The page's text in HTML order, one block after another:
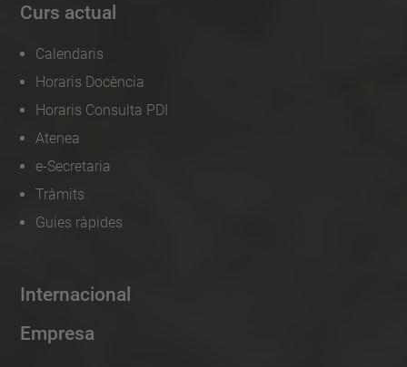
Curs actual
Calendaris
Horaris Docència
Horaris Consulta PDI
Atenea
e-Secretaria
Tràmits
Guies ràpides
Internacional
Empresa